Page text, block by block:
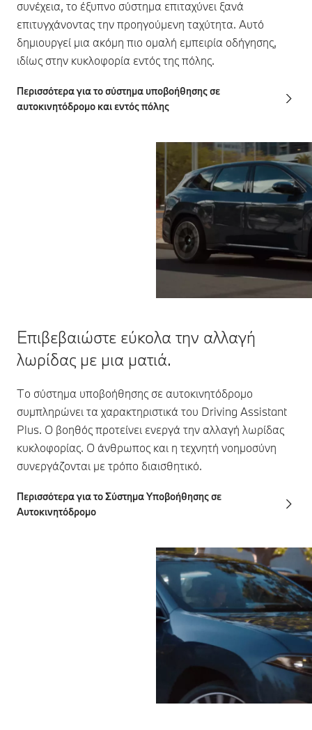
συνέχεια, το έξυπνο σύστημα επιταχύνει ξανά
επιτυγχάνοντας την προηγούμενη ταχύτητα. Αυτό
δημιουργεί μια ακόμη πιο ομαλή εμπειρία οδήγησης,
ιδίως στην κυκλοφορία εντός της πόλης.
Περισσότερα για το σύστημα υποβοήθησης σε
αυτοκινητόδρομο και εντός πόλης
Επιβεβαιώστε εύκολα την αλλαγή
λωρίδας με μια ματιά.
Το σύστημα υποβοήθησης σε αυτοκινητόδρομο
συμπληρώνει τα χαρακτηριστικά του Driving Assistant
Plus. Ο βοηθός προτείνει ενεργά την αλλαγή λωρίδας
κυκλοφορίας. Ο άνθρωπος και η τεχνητή νοημοσύνη
συνεργάζονται με τρόπο διαισθητικό.
Περισσότερα για το Σύστημα Υποβοήθησης σε
Αυτοκινητόδρομο